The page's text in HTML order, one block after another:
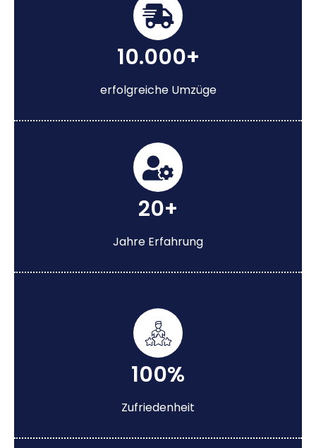
10.000+
erfolgreiche Umzüge
20+
Jahre Erfahrung
100%
Zufriedenheit